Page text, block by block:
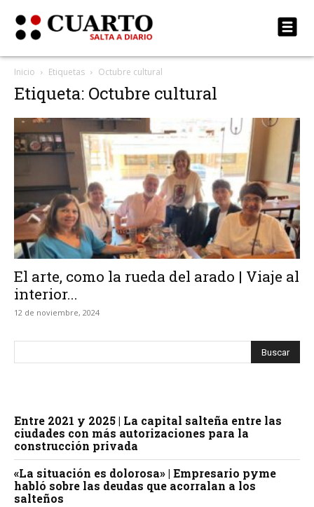
Inicio Etiquetas Octubre cultural
Etiqueta: Octubre cultural
El arte, como la rueda del arado | Viaje al
interior...
12 de noviembre, 2024
Entre 2021 y 2025 | La capital salteña entre las
ciudades con más autorizaciones para la
construcción privada
«La situación es dolorosa» | Empresario pyme
habló sobre las deudas que acorralan a los
salteños